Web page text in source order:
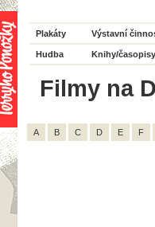
Plakáty Výstavní
Hudba Knihy/časopisy
Filmy na
A B C D E F